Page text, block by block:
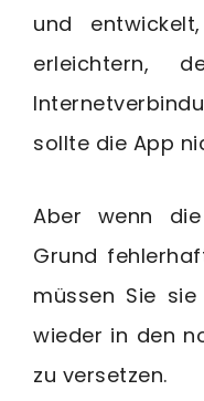
und
erleichtern,
sollte die App
Aber wenn
Grund
müssen Sie
wieder in den
zu versetzen.